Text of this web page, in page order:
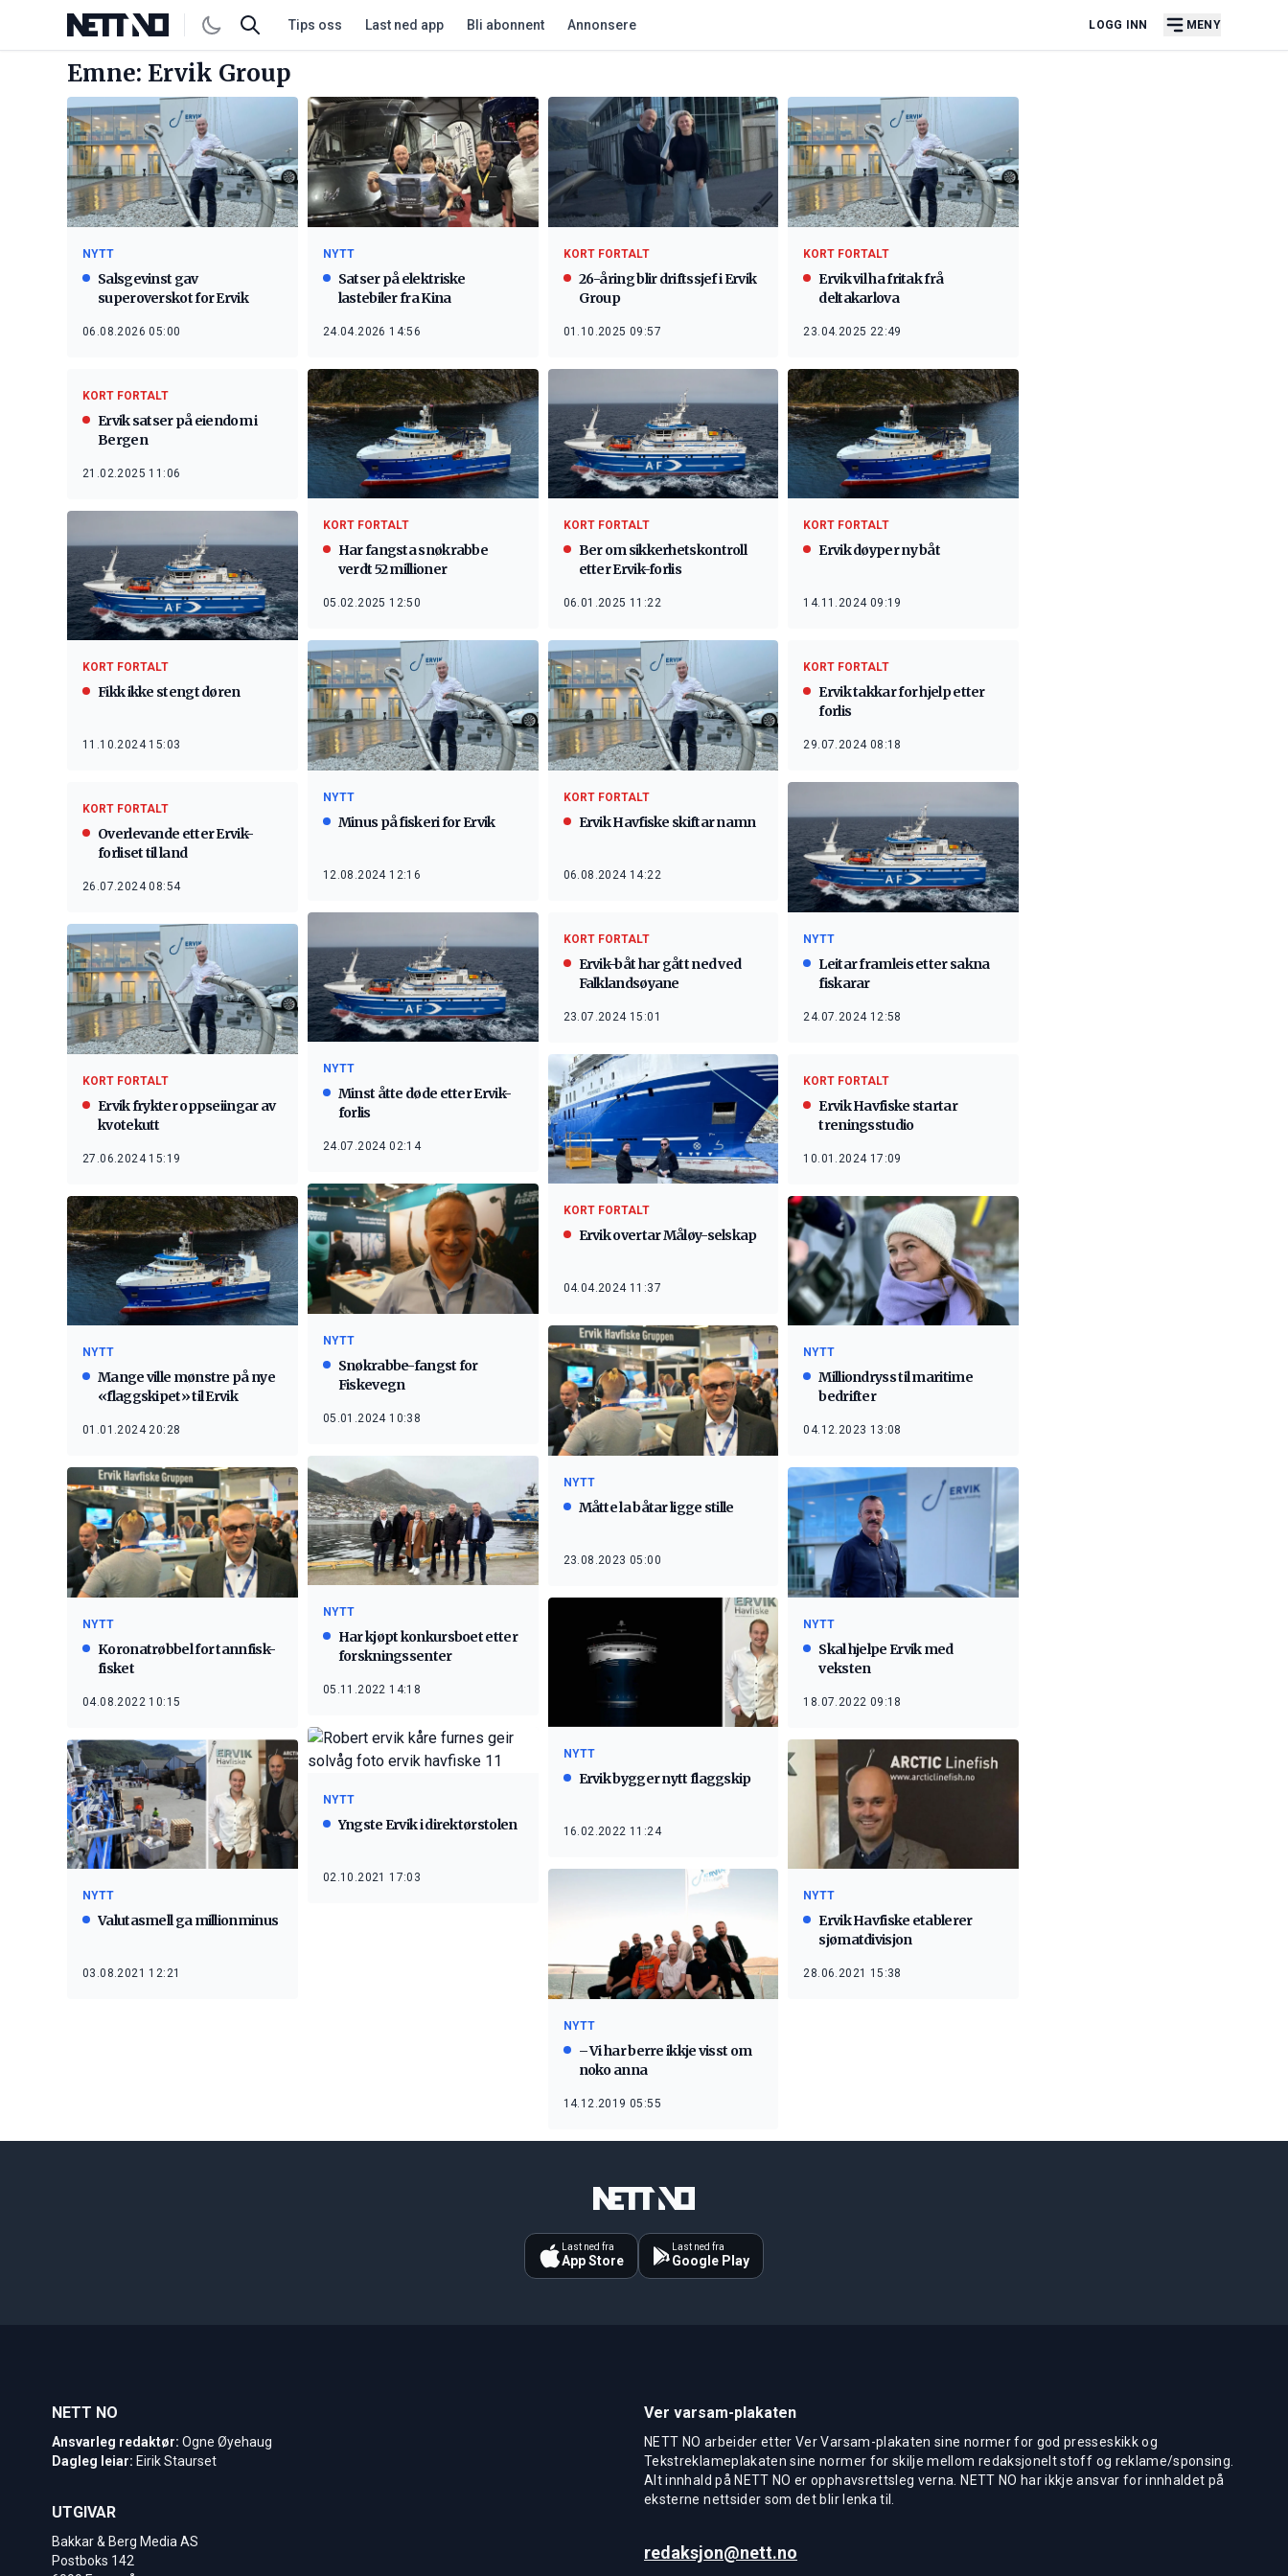
Tips oss Last ned app Bli abonnent Annonsere LOGG INN MENY
Emne: Ervik Group
NYTT
Salsgevinst gav
superoverskot for Ervik
06.08.2026 05:00
NYTT
Satser på elektriske
lastebiler fra Kina
24.04.2026 14:56
KORT FORTALT
26-åring blir driftssjef i Ervik
Group
01.10.2025 09:57
KORT FORTALT
Ervik vil ha fritak frå
deltakarlova
23.04.2025 22:49
KORT FORTALT
Ervik satser på eiendom i
Bergen
21.02.2025 11:06
KORT FORTALT
Har fangsta snøkrabbe
verdt 52 millioner
05.02.2025 12:50
KORT FORTALT
Ber om sikkerhetskontroll
etter Ervik-forlis
06.01.2025 11:22
KORT FORTALT
Ervik døyper ny båt
14.11.2024 09:19
KORT FORTALT
Fikk ikke stengt døren
11.10.2024 15:03
NYTT
Minus på fiskeri for Ervik
12.08.2024 12:16
KORT FORTALT
Ervik Havfiske skiftar namn
06.08.2024 14:22
KORT FORTALT
Ervik takkar for hjelp etter
forlis
29.07.2024 08:18
KORT FORTALT
Overlevande etter Ervik-
forliset til land
26.07.2024 08:54
NYTT
Leitar framleis etter sakna
fiskarar
24.07.2024 12:58
NYTT
Minst åtte døde etter Ervik-
forlis
24.07.2024 02:14
KORT FORTALT
Ervik-båt har gått ned ved
Falklandsøyane
23.07.2024 15:01
KORT FORTALT
Ervik frykter oppseiingar av
kvotekutt
27.06.2024 15:19
KORT FORTALT
Ervik overtar Måløy-selskap
04.04.2024 11:37
KORT FORTALT
Ervik Havfiske startar
treningsstudio
10.01.2024 17:09
NYTT
Snøkrabbe-fangst for
Fiskevegn
05.01.2024 10:38
NYTT
Mange ville mønstre på nye
«flaggskipet» til Ervik
01.01.2024 20:28
NYTT
Milliondryss til maritime
bedrifter
04.12.2023 13:08
NYTT
Måtte la båtar ligge stille
23.08.2023 05:00
NYTT
Har kjøpt konkursboet etter
forskningssenter
05.11.2022 14:18
NYTT
Koronatrøbbel for tannfisk-
fisket
04.08.2022 10:15
NYTT
Skal hjelpe Ervik med
veksten
18.07.2022 09:18
NYTT
Ervik bygger nytt flaggskip
16.02.2022 11:24
NYTT
Yngste Ervik i direktørstolen
02.10.2021 17:03
NYTT
Valutasmell ga millionminus
03.08.2021 12:21
NYTT
Ervik Havfiske etablerer
sjømatdivisjon
28.06.2021 15:38
NYTT
– Vi har berre ikkje visst om
noko anna
14.12.2019 05:55
Last ned fra
App Store
Last ned fra
Google Play
NETT NO
Ansvarleg redaktør: Ogne Øyehaug
Dagleg leiar: Eirik Staurset
UTGIVAR
Bakkar & Berg Media AS
Postboks 142
Ver varsam-plakaten
NETT NO arbeider etter Ver Varsam-plakaten sine normer for god presseskikk og
Tekstreklameplakaten sine normer for skilje mellom redaksjonelt stoff og reklame/sponsing.
Alt innhald på NETT NO er opphavsrettsleg verna. NETT NO har ikkje ansvar for innhaldet på
eksterne nettsider som det blir lenka til.
redaksjon@nett.no